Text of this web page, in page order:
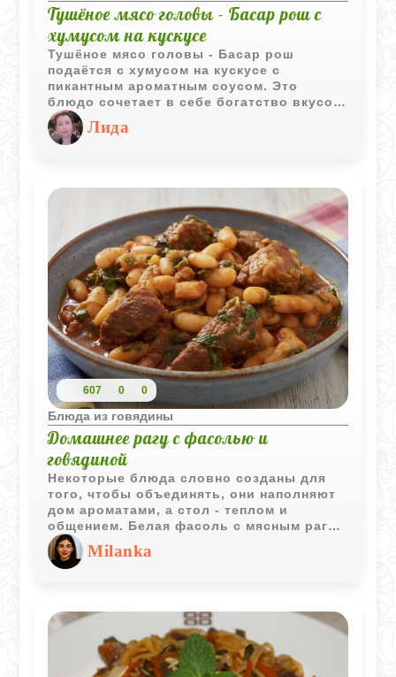
Тушёное мясо головы - Басар рош с
хумусом на кускусе
Тушёное мясо головы - Басар рош
подаётся с хумусом на кускусе с
пикантным ароматным соусом. Это
блюдо сочетает в себе богатство вкусов
и текстур, предлагая гурманам нечто
действительно особенное.
Традиционные методы приготовления и
кто хочет попробовать что-то новое и
необычное. Такое блюдо может стать
украшением любого стола и непременно
вызовет интерес у гостей.
Лида
607 0 0
Блюда из говядины
Домашнее рагу с фасолью и
говядиной
Некоторые блюда словно созданы для
того, чтобы объединять, они наполняют
дом ароматами, а стол - теплом и
общением. Белая фасоль с мясным рагу
в томатном соусе - именно такое блюдо:
сытное, ароматное и по-настоящему
домашнее. Нежное мясо, медленно
создавая гармоничный вкус, который
нравится всем. Рецепт не требует
сложных техник - он прост в исполнении,
но результат впечатляет.
Milanka